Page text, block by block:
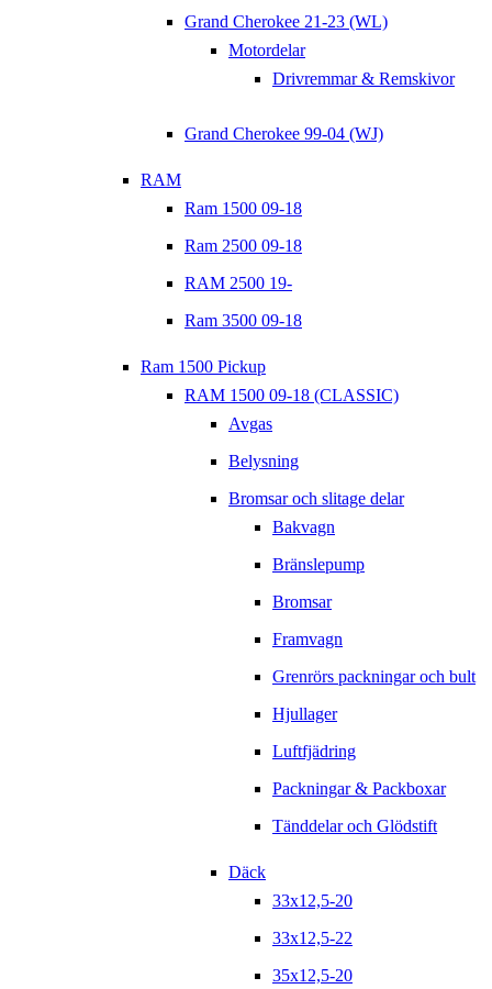
Grand Cherokee 21-23 (WL)
Motordelar
Drivremmar & Remskivor
Grand Cherokee 99-04 (WJ)
RAM
Ram 1500 09-18
Ram 2500 09-18
RAM 2500 19-
Ram 3500 09-18
Ram 1500 Pickup
RAM 1500 09-18 (CLASSIC)
Avgas
Belysning
Bromsar och slitage delar
Bakvagn
Bränslepump
Bromsar
Framvagn
Grenrörs packningar och bult
Hjullager
Luftfjädring
Packningar & Packboxar
Tänddelar och Glödstift
Däck
33x12,5-20
33x12,5-22
35x12,5-20